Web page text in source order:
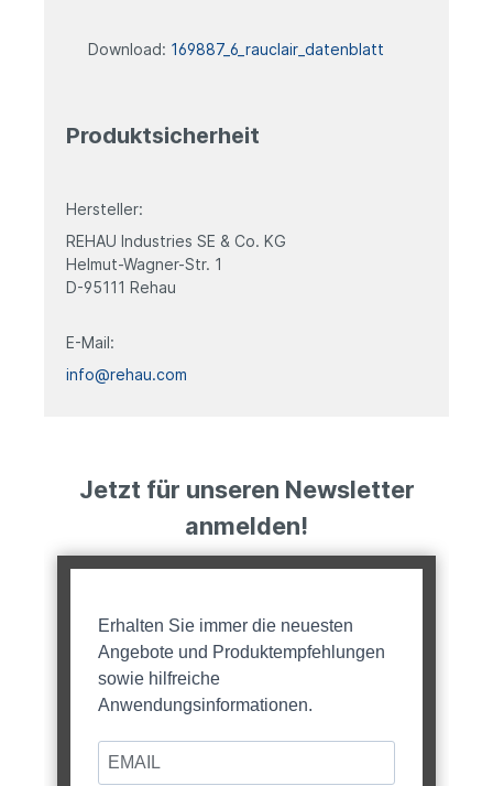
Download: 169887_6_rauclair_datenblatt
Produktsicherheit
Hersteller:
REHAU Industries SE & Co. KG
Helmut-Wagner-Str. 1
D-95111 Rehau
E-Mail:
info@rehau.com
Jetzt für unseren Newsletter
anmelden!
Erhalten Sie immer die neuesten
Angebote und Produktempfehlungen
sowie hilfreiche
Anwendungsinformationen.